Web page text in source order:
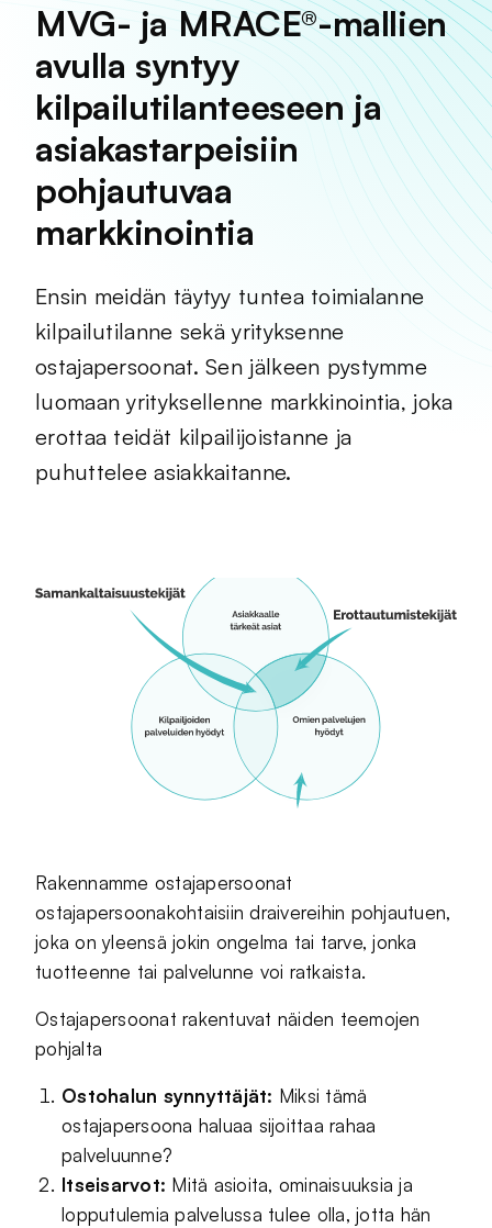
MVG- ja MRACE®-mallien
avulla syntyy
kilpailutilanteeseen ja
asiakastarpeisiin
pohjautuvaa
markkinointia
Ensin meidän täytyy tuntea toimialanne
kilpailutilanne sekä yrityksenne
ostajapersoonat. Sen jälkeen pystymme
luomaan yrityksellenne markkinointia, joka
erottaa teidät kilpailijoistanne ja
puhuttelee asiakkaitanne.
Rakennamme ostajapersoonat
ostajapersoonakohtaisiin draivereihin pohjautuen,
joka on yleensä jokin ongelma tai tarve, jonka
tuotteenne tai palvelunne voi ratkaista.
Ostajapersoonat rakentuvat näiden teemojen
pohjalta
Ostohalun synnyttäjät: Miksi tämä
ostajapersoona haluaa sijoittaa rahaa
palveluunne?
Itseisarvot: Mitä asioita, ominaisuuksia ja
lopputulemia palvelussa tulee olla, jotta hän